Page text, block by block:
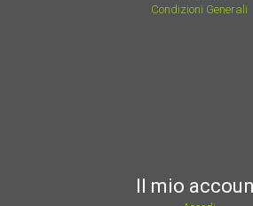
Condizioni Generali
Il mio